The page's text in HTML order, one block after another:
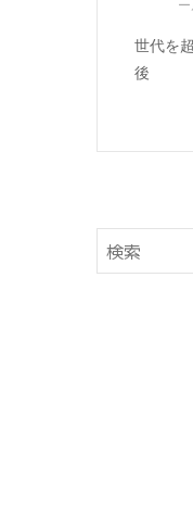
世代を
後